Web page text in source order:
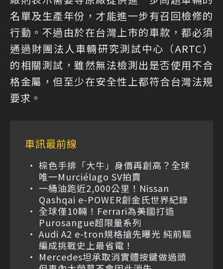
名單及生產年份，才能進一步有召回檢修的
行動。不過由於在台灣上市的車款，都必須
通過財團法人車輛研究測試中心（ARTC）
的相關測試，雖然無法檢測出是否使用不合
格金屬，但至少在安全性上都符合台灣法規
要求。
車訊最前線
棕色手排「大牛」身價再創高？全球
唯一Murciélago SV拍賣
一桶油跑近2,000公里！Nissan
Qashqai e-POWER創金氏世界紀錄
全球僅10輛！Ferrari為美國打造
Purosangue超限量系列
Audi A2 e-tron規格搶先曝光 純前驅
編成挑戰史上最省電！
Mercedes坦承取消實體按鍵做過頭